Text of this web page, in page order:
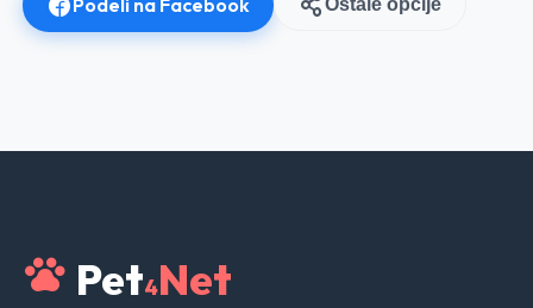
Podeli na Facebook Ostale opcije
Pet4Net